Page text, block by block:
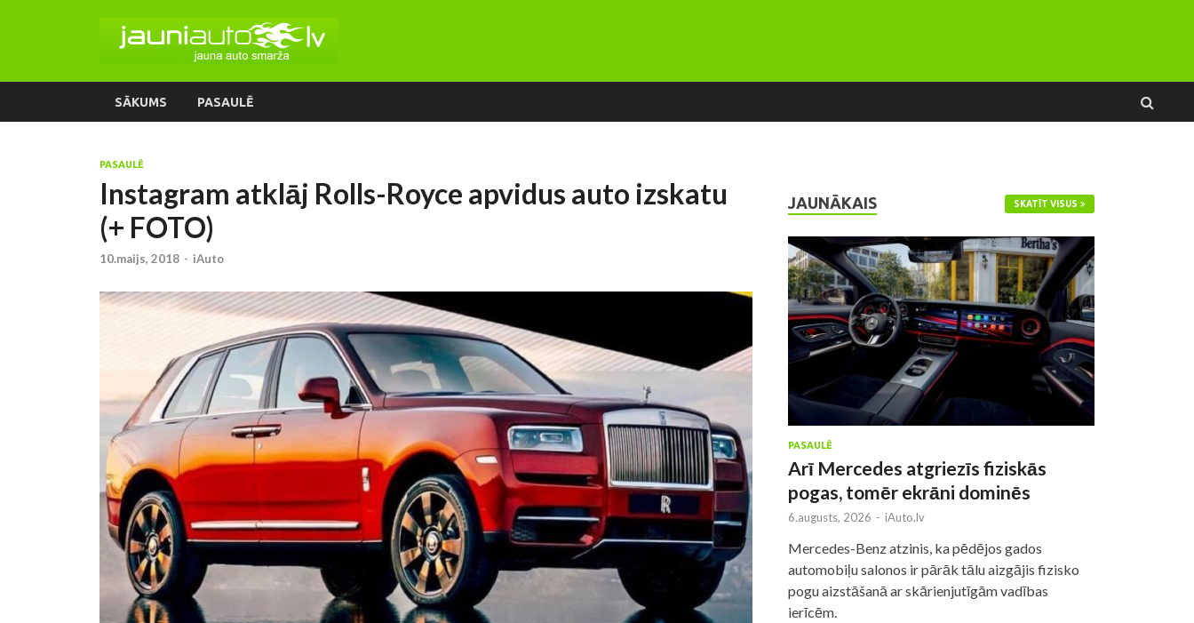
SĀKUMS PASAULĒ
PASAULĒ
Instagram atklāj Rolls-Royce apvidus auto izskatu
(+ FOTO)
10.maijs, 2018 - iAuto
JAUNĀKAIS SKATĪT VISUS
PASAULĒ
Arī Mercedes atgriezīs fiziskās
pogas, tomēr ekrāni dominēs
6.augusts, 2026 - iAuto.lv
Mercedes-Benz atzinis, ka pēdējos gados
automobiļu salonos ir pārāk tālu aizgājis fizisko
pogu aizstāšanā ar skārienjutīgām vadības
ierīcēm.